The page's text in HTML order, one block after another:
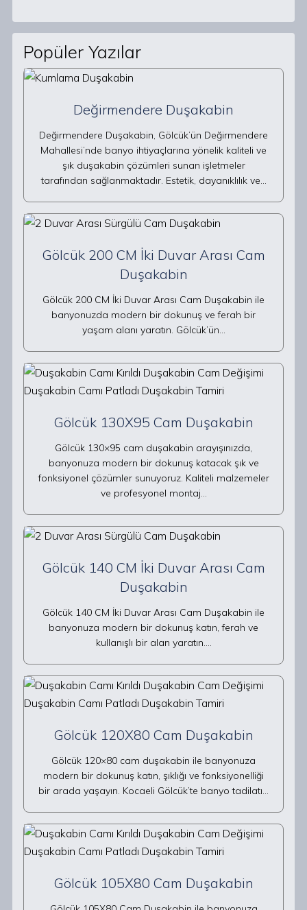
Popüler Yazılar
Değirmendere Duşakabin
Değirmendere Duşakabin, Gölcük’ün Değirmendere
Mahallesi’nde banyo ihtiyaçlarına yönelik kaliteli ve
şık duşakabin çözümleri sunan işletmeler
tarafından sağlanmaktadır. Estetik, dayanıklılık ve…
Gölcük 200 CM İki Duvar Arası Cam
Duşakabin
Gölcük 200 CM İki Duvar Arası Cam Duşakabin ile
banyonuzda modern bir dokunuş ve ferah bir
yaşam alanı yaratın. Gölcük’ün…
Gölcük 130X95 Cam Duşakabin
Gölcük 130×95 cam duşakabin arayışınızda,
banyonuza modern bir dokunuş katacak şık ve
fonksiyonel çözümler sunuyoruz. Kaliteli malzemeler
ve profesyonel montaj…
Gölcük 140 CM İki Duvar Arası Cam
Duşakabin
Gölcük 140 CM İki Duvar Arası Cam Duşakabin ile
banyonuza modern bir dokunuş katın, ferah ve
kullanışlı bir alan yaratın.…
Gölcük 120X80 Cam Duşakabin
Gölcük 120×80 cam duşakabin ile banyonuza
modern bir dokunuş katın, şıklığı ve fonksiyonelliği
bir arada yaşayın. Kocaeli Gölcük’te banyo tadilatı…
Gölcük 105X80 Cam Duşakabin